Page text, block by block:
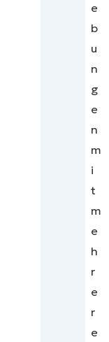
e
b
u
n
g
e
n
m
i
t
m
e
h
r
e
r
e